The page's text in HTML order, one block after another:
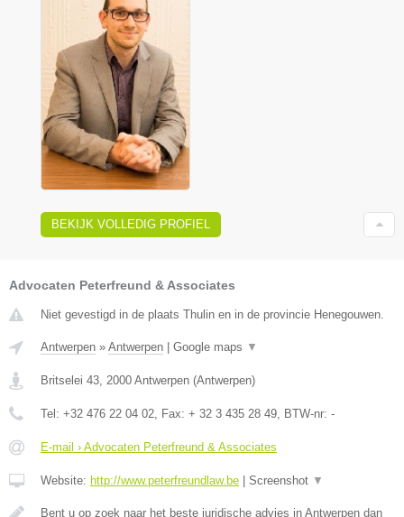
BEKIJK VOLLEDIG PROFIEL
Advocaten Peterfreund & Associates
Niet gevestigd in de plaats Thulin en in de provincie Henegouwen.
Antwerpen » Antwerpen Google maps ▼
Britselei 43 2000 Antwerpen (Antwerpen)
Tel: +32 476 22 04 02 , Fax: + 32 3 435 28 49 , BTW-nr: -
E-mail › Advocaten Peterfreund & Associates
Website: http://www.peterfreundlaw.be Screenshot ▼
Bent u op zoek naar het beste juridische advies in Antwerpen dan